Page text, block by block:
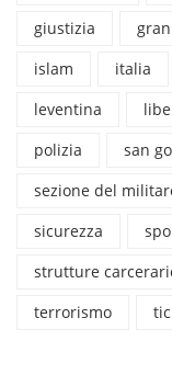
giustizia
islam
italia
leventina
polizia
san
sezione del
sicurezza
strutture
terrorismo